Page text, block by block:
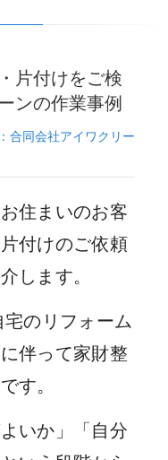
片付けをご検
ンの作業事例
合同会社アイワクリー
住まいのお客
付けのご依頼
します。
のリフォーム
伴って家財整
す。
いか」「自分